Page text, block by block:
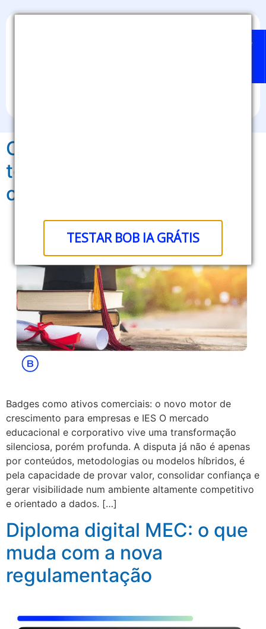
TESTAR BOB IA GRÁTIS
Sobre
Como os badges podem se
tornar uma ferramenta
comercial?
Badges como ativos comerciais: o novo motor de
crescimento para empresas e IES O mercado
educacional e corporativo vive uma transformação
silenciosa, porém profunda. A disputa já não é apenas
por conteúdos, metodologias ou modelos híbridos, é
pela capacidade de provar valor, consolidar confiança e
gerar visibilidade num ambiente altamente competitivo
e orientado a dados. […]
Diploma digital MEC: o que
muda com a nova
regulamentação